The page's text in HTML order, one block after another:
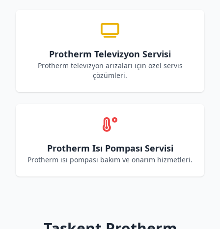
Protherm Televizyon Servisi
Protherm televizyon arızaları için özel servis
çözümleri.
Protherm Isı Pompası Servisi
Protherm ısı pompası bakım ve onarım hizmetleri.